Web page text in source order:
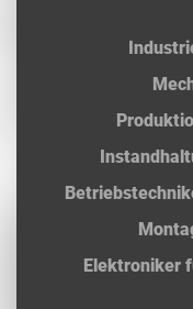
Elektroniker